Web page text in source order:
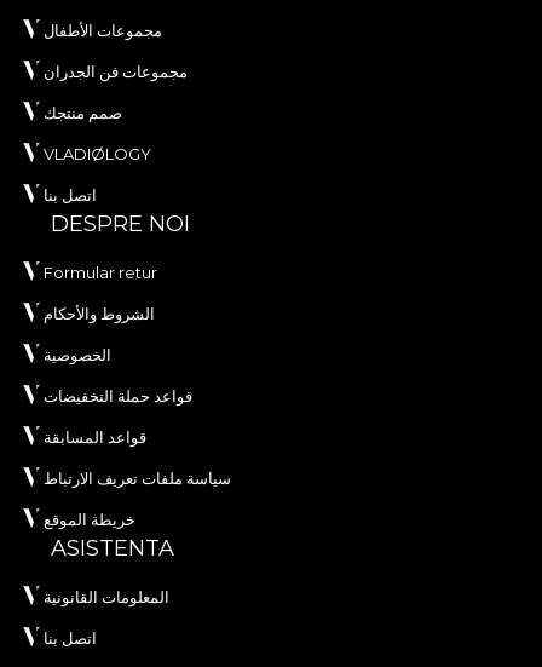
مجموعات الأطفال
مجموعات فن الجدران
صمم منتجك
VLADIØLOGY
اتصل بنا
DESPRE NOI
Formular retur
الشروط والأحكام
الخصوصية
قواعد حملة التخفيضات
قواعد المسابقة
سياسة ملفات تعريف الارتباط
خريطة الموقع
ASISTENTA
المعلومات القانونية
اتصل بنا